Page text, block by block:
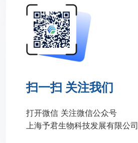
扫一扫 关注我们
打开微信 关注微信公众号
上海予君生物科技发展有限公司